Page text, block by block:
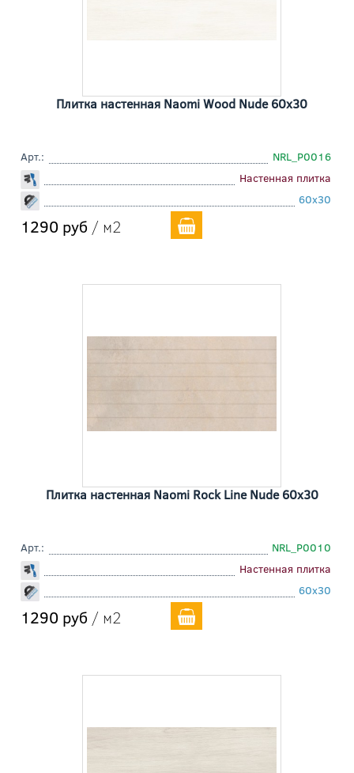
Плитка настенная Naomi Wood Nude 60x30
Арт.:
NRL_P0016
Настенная плитка
60x30
1290 руб / м2
Плитка настенная Naomi Rock Line Nude 60x30
Арт.:
NRL_P0010
Настенная плитка
60x30
1290 руб / м2